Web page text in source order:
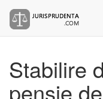
Stabilire
pensie